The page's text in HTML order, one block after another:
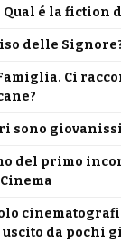
é la fiction
delle
Ci
sono
del primo
uscito da pochi